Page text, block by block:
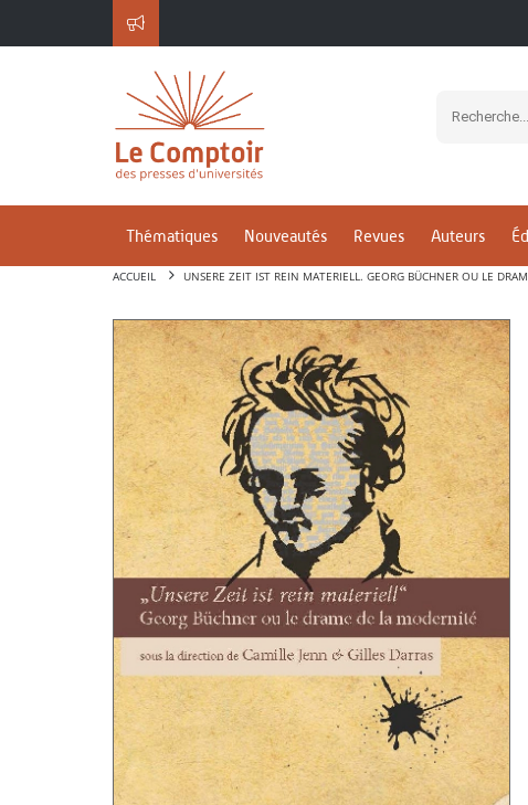
Thématiques Nouveautés Revues Auteurs
ACCUEIL UNSERE ZEIT IST REIN MATERIELL. GEORG BÜCHNER OU LE